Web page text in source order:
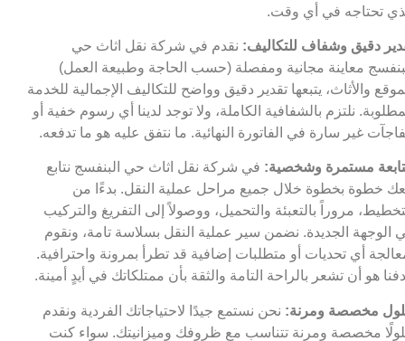
تحتاجه في أي وقت.
دقيق وشفاف للتكاليف: نقدم في شركة نقل اثاث حي
معاينة مجانية ومفصلة (حسب الحاجة وطبيعة العمل)
والأثاث، يتبعها تقدير دقيق وواضح للتكاليف الإجمالية للخدمة
نلتزم بالشفافية الكاملة، ولا توجد لدينا أي رسوم خفية أو
غير سارة في الفاتورة النهائية. ما نتفق عليه هو ما تدفعه.
مستمرة وشخصية: في شركة نقل اثاث حي البنفسج نتابع
خطوة بخطوة خلال جميع مراحل عملية النقل. بدءًا من
مروراً بالتعبئة والتحميل، ووصولاً إلى التفريغ والتركيب
الوجهة الجديدة. نضمن سير عملية النقل بسلاسة تامة، ونقوم
أي تحديات أو متطلبات إضافية قد تطرأ بمرونة واحترافية.
هو أن تشعر بالراحة التامة والثقة بأن ممتلكاتك في أيدٍ أمينة.
مخصصة ومرنة: نحن نستمع جيدًا لاحتياجاتك الفردية ونقدم
مخصصة ومرنة تتناسب مع ظروفك وميزانيتك. سواء كنت